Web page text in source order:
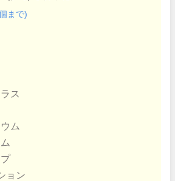
まで)
ス
ム
ョン